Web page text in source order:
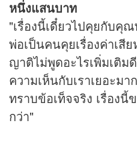
หนึ่งแสนบาท
"เรื่องนี้เดี๋ยวไปคุยกับคุ
พ่อเป็นคนคุยเรื่องค่าเสี
ญาติไม่พูดอะไรเพิ่มเติม
ความเห็นกับเราเยอะมา
ทราบข้อเท็จจริง เรื่อง
กว่า"